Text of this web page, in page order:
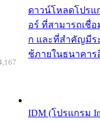
ดาวน์โหลดโปรแ
อร์ ที่สามารถเชื่
ก และที่สำคัญมีร
ช้ภายในธนาคาร
IDM (โปรแกรม